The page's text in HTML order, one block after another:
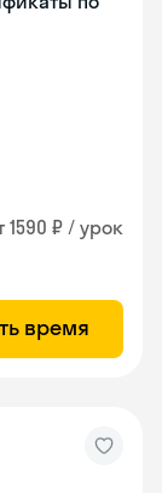
1590 ₽ / урок
время